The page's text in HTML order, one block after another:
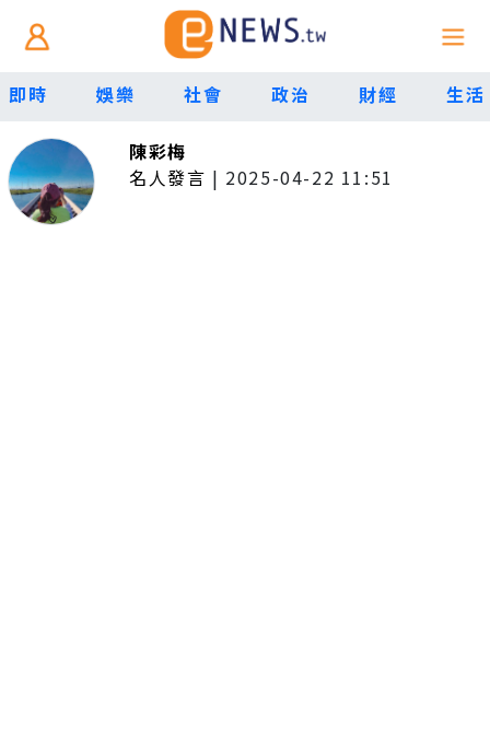
即時 娛樂 社會 政治 財經 生活
陳彩梅
名人發言 | 2025-04-22 11:51